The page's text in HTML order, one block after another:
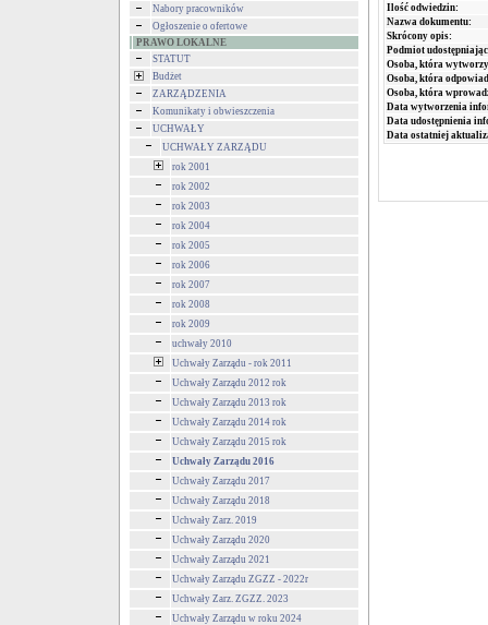
Nabory pracowników
Ogłoszenie o ofertowe
PRAWO LOKALNE
STATUT
Budżet
ZARZĄDZENIA
Komunikaty i obwieszczenia
UCHWAŁY
UCHWAŁY ZARZĄDU
rok 2001
rok 2002
rok 2003
rok 2004
rok 2005
rok 2006
rok 2007
rok 2008
rok 2009
uchwały 2010
Uchwały Zarządu - rok 2011
Uchwały Zarządu 2012 rok
Uchwały Zarządu 2013 rok
Uchwały Zarządu 2014 rok
Uchwały Zarządu 2015 rok
Uchwały Zarządu 2016
Uchwały Zarządu 2017
Uchwały Zarządu 2018
Uchwały Zarz. 2019
Uchwały Zarządu 2020
Uchwały Zarządu 2021
Uchwały Zarządu ZGZZ - 2022r
Uchwały Zarz. ZGZZ. 2023
Uchwały Zarządu w roku 2024
Ilość odwiedzin:
Nazwa dokumentu:
Skrócony opis:
Podmiot
Osoba, która
Osoba, która
Osoba, która
Data wytworzenia
Data udostępnienia
Data ostatniej